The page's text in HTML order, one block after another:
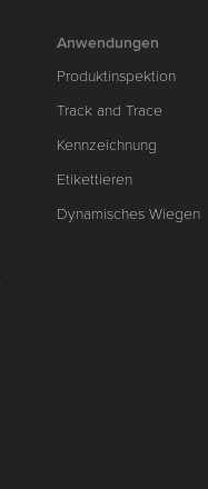
Anwendungen
Produktinspektion
Track and Trace
Kennzeichnung
Etikettieren
Dynamisches Wiegen